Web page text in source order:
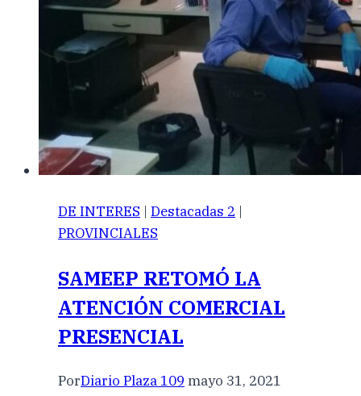
DE INTERES | Destacadas 2 |
PROVINCIALES
SAMEEP RETOMÓ LA
ATENCIÓN COMERCIAL
PRESENCIAL
PorDiario Plaza 109 mayo 31, 2021